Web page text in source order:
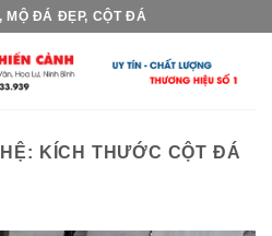
MỘ ĐÁ ĐẸP, CỘT ĐÁ
KÍCH THƯỚC CỘT ĐÁ